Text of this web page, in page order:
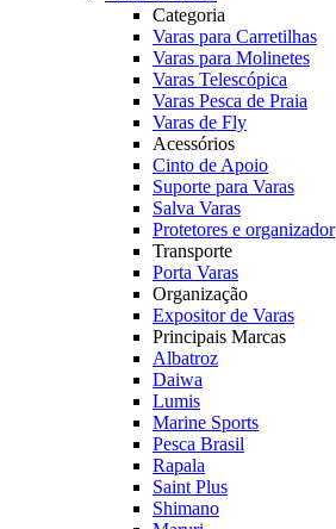
Categoria
Varas para Carretilhas
Varas para Molinetes
Varas Telescópica
Varas Pesca de Praia
Varas de Fly
Acessórios
Cinto de Apoio
Suporte para Varas
Salva Varas
Protetores e organizador
Transporte
Porta Varas
Organização
Expositor de Varas
Principais Marcas
Albatroz
Daiwa
Lumis
Marine Sports
Pesca Brasil
Rapala
Saint Plus
Shimano